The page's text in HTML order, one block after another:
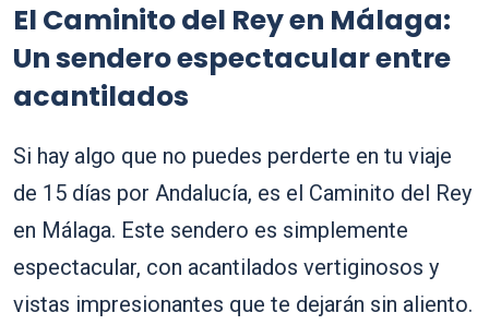
El Caminito del Rey en Málaga:
Un sendero espectacular entre
acantilados
Si hay algo que no puedes perderte en tu viaje
de 15 días por Andalucía, es el Caminito del Rey
en Málaga. Este sendero es simplemente
espectacular, con acantilados vertiginosos y
vistas impresionantes que te dejarán sin aliento.